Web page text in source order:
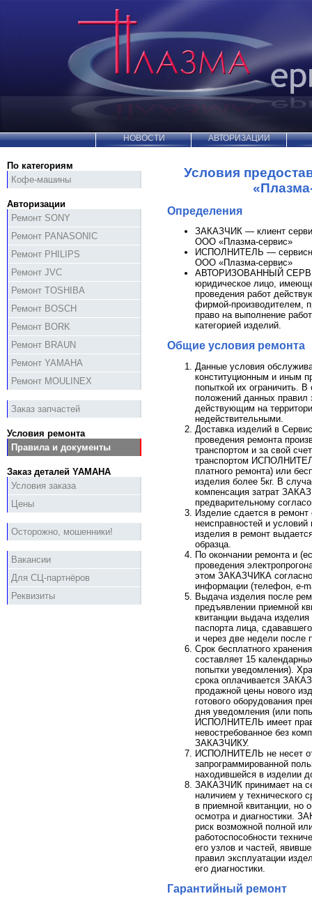
НОВОСТИ АВТОРИЗАЦИИ
По категориям
Кофе-машины
Авторизации
Ремонт SONY
Ремонт PANASONIC
Ремонт PHILIPS
Ремонт JVC
Ремонт TOSHIBA
Ремонт BOSCH
Ремонт BORK
Ремонт BRAUN
Ремонт YAMAHA
Ремонт MOULINEX
Заказ запчастей
Условия ремонта
Правила и документы
Заказ деталей YAMAHA
Условия заказа
Цены
Осторожно, мошенники!
Вакансии
Для СЦ-партнёров
Реквизиты
Условия
Определения
ЗАКАЗЧИК — клиент
ООО «Плазма-сервис»
ИСПОЛНИТЕЛЬ —
ООО «Плазма-сервис»
АВТОРИЗОВАННЫЙ
юридическое лицо,
проведения работ
фирмой-производителем,
право на выполнение
категорией изделий.
Общие условия ремонта
Данные условия
конституционным и иным
попыткой их ограничить. В
положений данных правил
действующим на
недействительными.
Доставка изделий в
проведения ремонта
транспортом и за свой
транспортом
платного ремонта) или
изделия более 5кг. В
компенсация затрат
предварительному
Изделие сдается в
неисправностей и
изделия в ремонт
образца.
По окончании ремонта и
проведения
этом ЗАКАЗЧИКА согласно
информации (телефон, e-
Выдача изделия после
предъявлении приемной
квитанции выдача
паспорта лица,
и через две недели после
Срок бесплатного
составляет 15
попытки уведомления).
срока оплачивается
продажной цены нового
готового оборудования
дня уведомления (или
ИСПОЛНИТЕЛЬ имеет
невостребованное без
ЗАКАЗЧИКУ.
ИСПОЛНИТЕЛЬ не несет
запрограммированной
находившейся в изделии
ЗАКАЗЧИК принимает на
наличием у технического
в приемной квитанции, но
осмотра и диагностики.
риск возможной полной
работоспособности
его узлов и частей,
правил эксплуатации
его диагностики.
Гарантийный ремонт